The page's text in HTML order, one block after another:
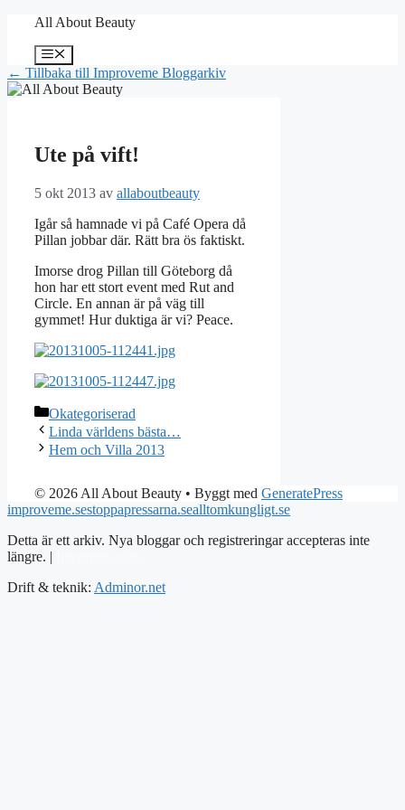
Hoppa
innehåll
All About Beauty
Meny
← Tillbaka till Improveme Bloggarkiv
Ute på vift!
5 okt 2013 av allaboutbeauty
Igår så hamnade vi på Café Opera då
Pillan jobbar där. Rätt bra ös faktiskt.
Imorse drog Pillan till Göteborg då
hon har ett stort event med Rut and
Circle. En annan är på väg till
gymmet! Hur duktiga är vi? Peace.
Kategorier
Okategoriserad
Linda världens bästa…
Hem och Villa 2013
© 2026 All About Beauty • Byggt med GeneratePress
improveme.sestoppapressarna.sealltomkungligt.se
Detta är ett arkiv. Nya bloggar och registreringar accepteras inte
längre. |
Drift & teknik: Adminor.net